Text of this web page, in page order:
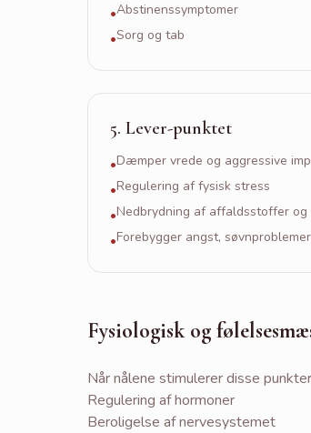
•Abstinenssymptomer
•Sorg og tab
5. Lever-punktet
•Dæmper vrede og aggressive
•Regulering af fysisk stress
•Nedbrydning af affaldsstoffer
•Forebygger angst,
Fysiologisk og
Når nålene stimulerer disse
Regulering af hormoner
Beroligelse af nervesystemet